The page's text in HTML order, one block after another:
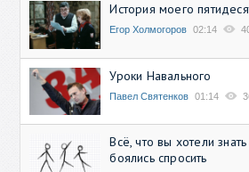
История моего
Егор Холмогоров 02:14
Уроки Навального
Павел Святенков 01:14
Всё, что вы хотели
боялись спросить